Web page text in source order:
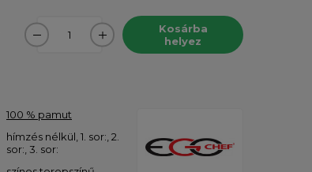
Kosárba
helyez
100 % pamut
hímzés nélkül, 1. sor:, 2.
sor:, 3. sor: